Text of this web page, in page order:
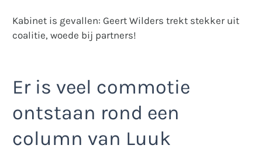
Kabinet is gevallen: Geert Wilders trekt stekker uit
coalitie, woede bij partners!
Er is veel commotie
ontstaan rond een
column van Luuk